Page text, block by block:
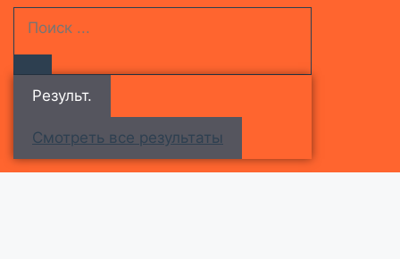
Результ.
Смотреть все результаты